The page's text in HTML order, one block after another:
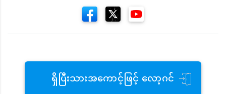
ရှိပြီးသားအကောင့်ဖြင့် လော့ဂင်